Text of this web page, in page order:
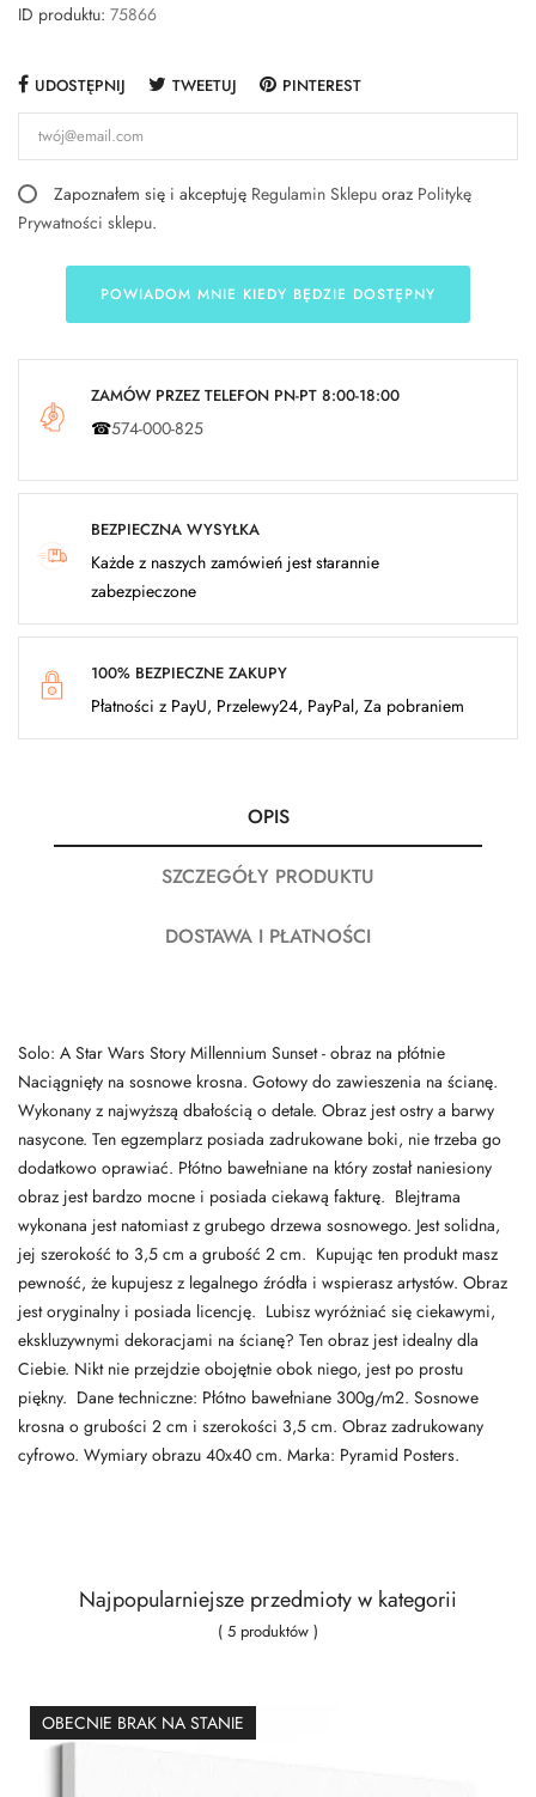
ID produktu: 75866
UDOSTĘPNIJ TWEETUJ PINTEREST
Zapoznałem się i akceptuję Regulamin Sklepu oraz Politykę
Prywatności sklepu.
POWIADOM MNIE KIEDY BĘDZIE DOSTĘPNY
ZAMÓW PRZEZ TELEFON PN-PT 8:00-18:00
☎574-000-825
BEZPIECZNA WYSYŁKA
Każde z naszych zamówień jest starannie
zabezpieczone
100% BEZPIECZNE ZAKUPY
Płatności z PayU, Przelewy24, PayPal, Za pobraniem
OPIS
SZCZEGÓŁY PRODUKTU
DOSTAWA I PŁATNOŚCI
Solo: A Star Wars Story Millennium Sunset - obraz na płótnie
Naciągnięty na sosnowe krosna. Gotowy do zawieszenia na ścianę.
Wykonany z najwyższą dbałością o detale. Obraz jest ostry a barwy
nasycone. Ten egzemplarz posiada zadrukowane boki, nie trzeba go
dodatkowo oprawiać. Płótno bawełniane na który został naniesiony
obraz jest bardzo mocne i posiada ciekawą fakturę. Blejtrama
wykonana jest natomiast z grubego drzewa sosnowego. Jest solidna,
jej szerokość to 3,5 cm a grubość 2 cm. Kupując ten produkt masz
pewność, że kupujesz z legalnego źródła i wspierasz artystów. Obraz
jest oryginalny i posiada licencję. Lubisz wyróżniać się ciekawymi,
ekskluzywnymi dekoracjami na ścianę? Ten obraz jest idealny dla
Ciebie. Nikt nie przejdzie obojętnie obok niego, jest po prostu
piękny. Dane techniczne: Płótno bawełniane 300g/m2. Sosnowe
krosna o grubości 2 cm i szerokości 3,5 cm. Obraz zadrukowany
cyfrowo. Wymiary obrazu 40x40 cm. Marka: Pyramid Posters.
Najpopularniejsze przedmioty w kategorii
( 5 produktów )
OBECNIE BRAK NA STANIE